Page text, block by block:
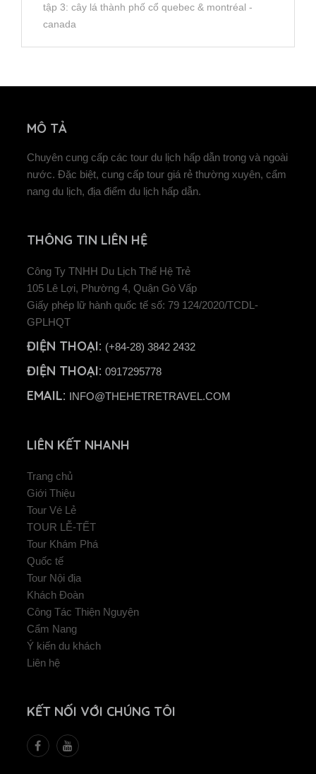
tập 3: cây lá thành phố cổ quebec & montréal -
canada
MÔ TẢ
Chuyên cung cấp các tour du lịch hấp dẫn trong và ngoài
nước. Đặc biệt, cung cấp tour giá rẻ thường xuyên, cẩm
nang du lịch, địa điểm du lịch hấp dẫn.
THÔNG TIN LIÊN HỆ
Công Ty TNHH Du Lịch Thế Hệ Trẻ
105 Lê Lợi, Phường 4, Quận Gò Vấp
Giấy phép lữ hành quốc tế số: 79 124/2020/TCDL-
GPLHQT
ĐIỆN THOẠI: (+84-28) 3842 2432
ĐIỆN THOẠI: 0917295778
EMAIL: INFO@THEHETRETRAVEL.COM
LIÊN KẾT NHANH
Trang chủ
Giới Thiệu
Tour Vé Lẻ
TOUR LỄ-TẾT
Tour Khám Phá
Quốc tế
Tour Nội địa
Khách Đoàn
Công Tác Thiện Nguyện
Cẩm Nang
Ý kiến du khách
Liên hệ
KẾT NỐI VỚI CHÚNG TÔI